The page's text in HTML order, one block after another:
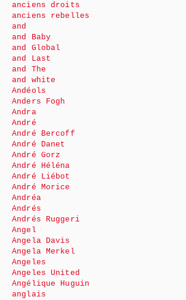
anciens droits
anciens rebelles
and
and Baby
and Global
and Last
and The
and white
Andéols
Anders Fogh
Andra
André
André Bercoff
André Danet
André Gorz
André Héléna
André Liébot
André Morice
Andréa
Andrés
Andrés Ruggeri
Angel
Angela Davis
Angela Merkel
Angeles
Angeles United
Angélique Huguin
anglais